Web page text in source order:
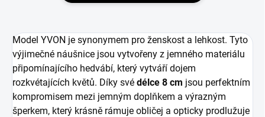
Model YVON je synonymem pro ženskost a lehkost. Tyto
výjimečné náušnice jsou vytvořeny z jemného materiálu
připomínajícího hedvábí, který vytváří dojem
rozkvétajících květů. Díky své délce 8 cm jsou perfektním
kompromisem mezi jemným doplňkem a výrazným
šperkem, který krásně rámuje obličej a opticky prodlužuje